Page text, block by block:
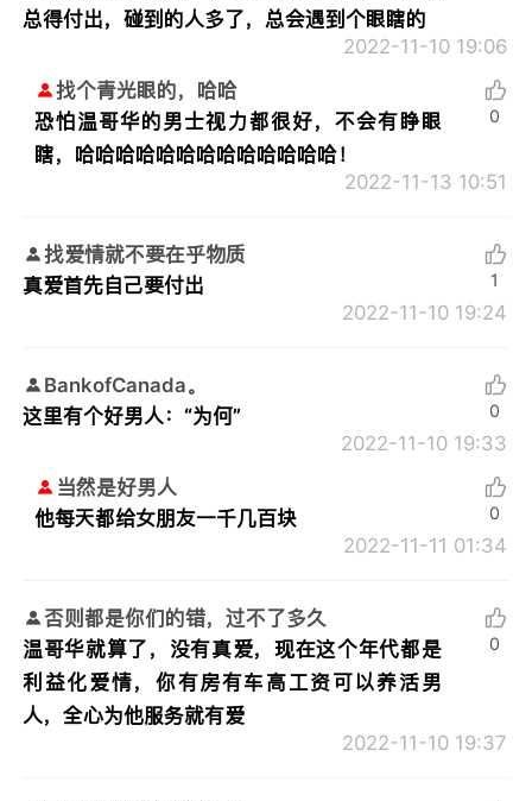
总得付出，碰到的人多了，总会遇到个眼瞎的
2022-11-10 19:06
找个青光眼的，哈哈
恐怕温哥华的男士视力都很好，不会有睁眼
瞎，哈哈哈哈哈哈哈哈哈哈哈哈哈！
2022-11-13 10:51
0
找爱情就不要在乎物质
真爱首先自己要付出
2022-11-10 19:24
1
BankofCanada。
这里有个好男人：“为何”
2022-11-10 19:33
0
当然是好男人
他每天都给女朋友一千几百块
2022-11-11 01:34
0
否则都是你们的错，过不了多久
温哥华就算了，没有真爱，现在这个年代都是
利益化爱情，你有房有车高工资可以养活男
人，全心为他服务就有爱
2022-11-10 19:37
0